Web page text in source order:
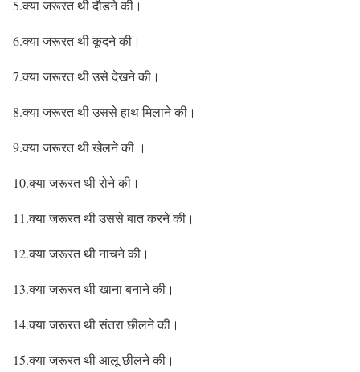
5.क्या जरूरत थी दौडने की।
6.क्या जरूरत थी कूदने की।
7.क्या जरूरत थी उसे देखने की।
8.क्या जरूरत थी उससे हाथ मिलाने की।
9.क्या जरूरत थी खेलने की ।
10.क्या जरूरत थी रोने की।
11.क्या जरूरत थी उससे बात करने की।
12.क्या जरूरत थी नाचने की।
13.क्या जरूरत थी खाना बनाने की।
14.क्या जरूरत थी संतरा छीलने की।
15.क्या जरूरत थी आलू छीलने की।